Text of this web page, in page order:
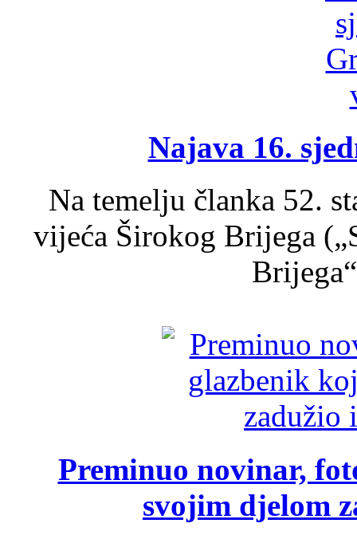
Najava 16.
Na temelju članka 52.
vijeća Širokog Brijega
Preminuo novinar,
svojim djelom